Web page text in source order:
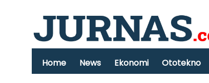
Home News Ekonomi Ototekno